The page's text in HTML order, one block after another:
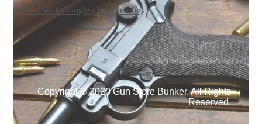
Facebook Google-plus Youtube
Copyright © 2020 Gun Store Bunker. All Rights
Reserved.